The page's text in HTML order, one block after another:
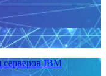
IBM